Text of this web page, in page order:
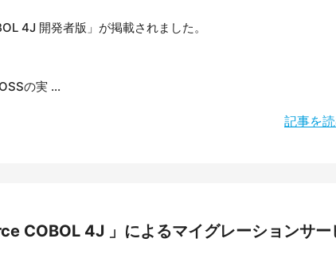
4J 開発者版」が掲載されました。
の実 ...
記事を
COBOL 4J 」によるマイグレーションサ